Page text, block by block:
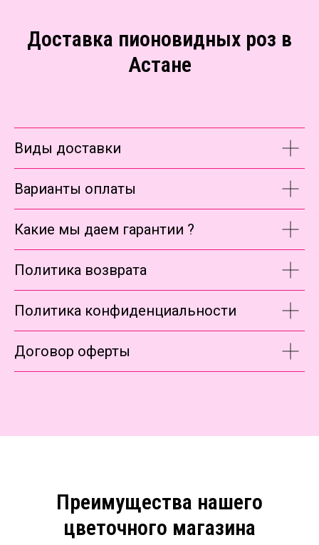
Доставка пионовидных роз в
Астане
Виды доставки
Варианты оплаты
Какие мы даем гарантии ?
Политика возврата
Политика конфиденциальности
Договор оферты
Преимущества нашего
цветочного магазина